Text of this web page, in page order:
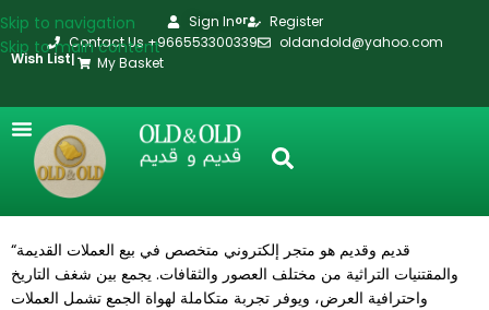
Skip to navigation
Skip to main content
Sign Inor
Register
Contact Us +966553300339
oldandold@yahoo.com
Wish List
My Basket
“قديم وقديم هو متجر إلكتروني متخصص في بيع العملات القديمة
والمقتنيات التراثية من مختلف العصور والثقافات. يجمع بين شغف التاريخ
واحترافية العرض، ويوفر تجربة متكاملة لهواة الجمع تشمل العملات